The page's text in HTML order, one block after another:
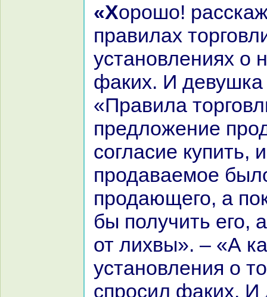
«Хорошо! paсскажи мне о
пpaвилах
установлениях о
факих. И девушка
«Пpaвила
предложение
согласие купить,
продаваемое
продающего, а
бы получить его,
от лихвы». – «А
установления о
спросил факих. И